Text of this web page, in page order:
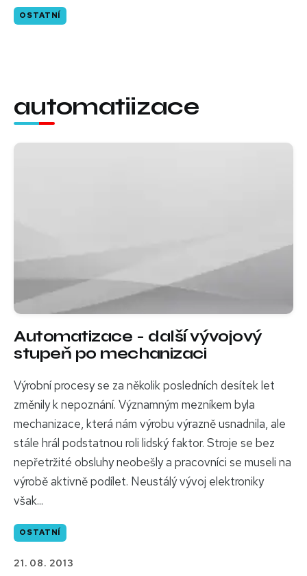
OSTATNÍ
automatiizace
Automatizace - další vývojový
stupeň po mechanizaci
Výrobní procesy se za několik posledních desítek let
změnily k nepoznání. Významným mezníkem byla
mechanizace, která nám výrobu výrazně usnadnila, ale
stále hrál podstatnou roli lidský faktor. Stroje se bez
nepřetržité obsluhy neobešly a pracovníci se museli na
výrobě aktivně podílet. Neustálý vývoj elektroniky
však...
OSTATNÍ
21. 08. 2013